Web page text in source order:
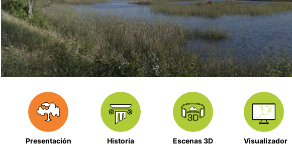
Presentación Historia Escenas 3D Visualizador